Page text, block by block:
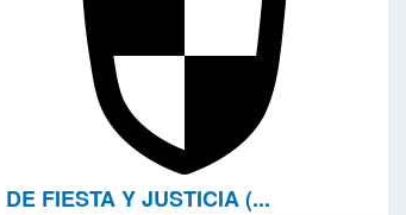
DE FIESTA Y JUSTICIA (...